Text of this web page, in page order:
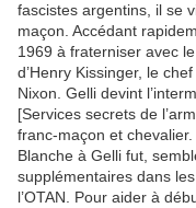
fascistes argentins, il se
maçon. Accédant
1969 à fraterniser avec
d’Henry Kissinger, le
Nixon. Gelli devint
[Services secrets de
franc-maçon et
Blanche à Gelli fut,
supplémentaires dans
l’OTAN. Pour aider à